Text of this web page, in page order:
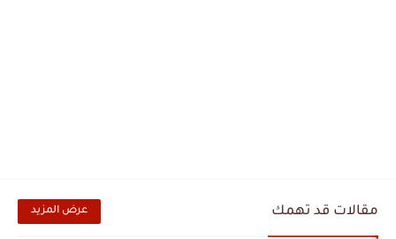
مقالات قد تهمك عرض المزيد